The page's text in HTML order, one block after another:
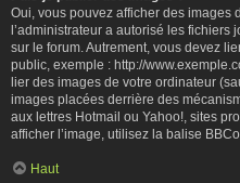
Oui, vous pouvez afficher des images
l’administrateur a autorisé les fichiers
sur le forum. Autrement, vous devez
public, exemple : http://
lier des images de votre ordinateur
images placées derrière des
aux lettres Hotmail ou Yahoo!, sites
afficher l’image, utilisez la balise
Haut